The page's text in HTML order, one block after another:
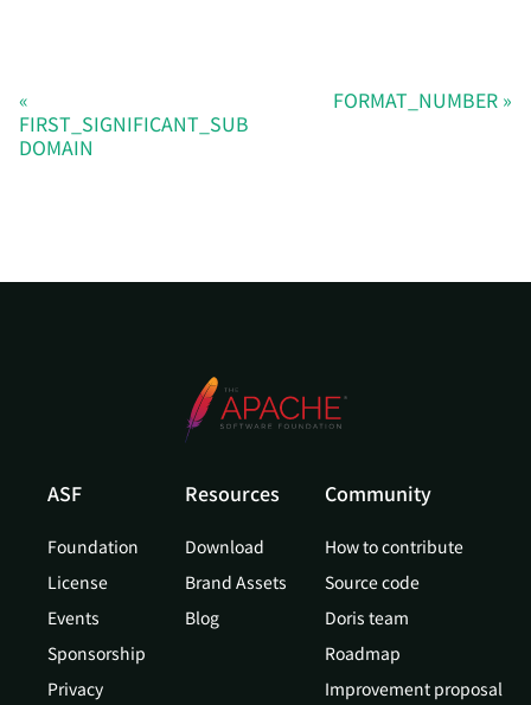
FIRST_SIGNIFICANT_SUB
DOMAIN
FORMAT_NUMBER
ASF
Foundation
License
Events
Sponsorship
Privacy
Resources
Download
Brand Assets
Blog
Community
How to contribute
Source code
Doris team
Roadmap
Improvement proposal